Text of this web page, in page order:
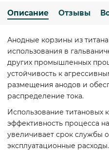
Описание Отзывы
Анодные корзины из
использования в
других промышленных
устойчивость к
размещения анодов и
распределение тока.
Использование титановых
эффективность процесса
увеличивает срок службы
эксплуатационные